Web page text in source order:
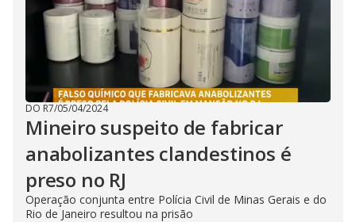
DO R7/05/04/2024
Mineiro suspeito de fabricar
anabolizantes clandestinos é
preso no RJ
Operação conjunta entre Polícia Civil de Minas Gerais e do
Rio de Janeiro resultou na prisão